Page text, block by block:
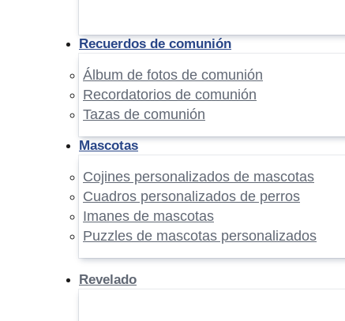
Recuerdos de comunión
Álbum de fotos de comunión
Recordatorios de comunión
Tazas de comunión
Mascotas
Cojines personalizados de mascotas
Cuadros personalizados de perros
Imanes de mascotas
Puzzles de mascotas personalizados
Revelado